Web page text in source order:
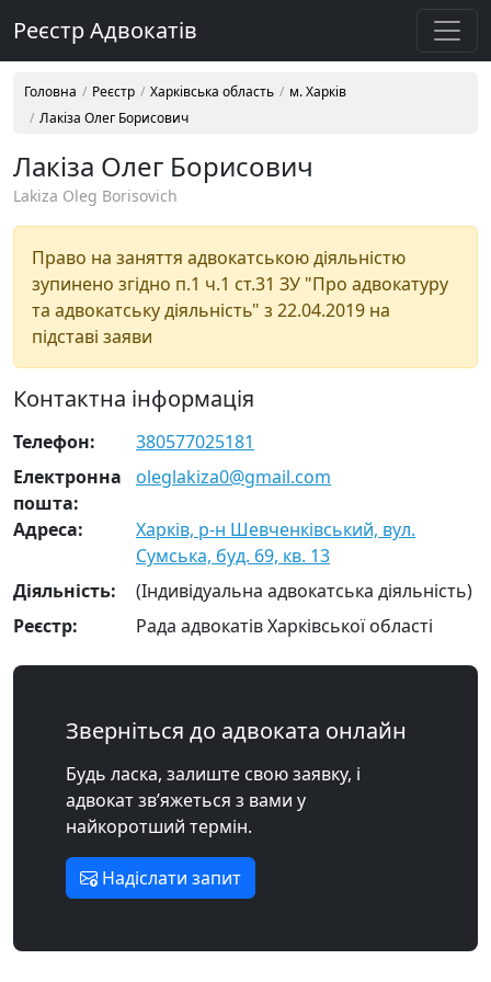
Реєстр Адвокатів
Головна Реєстр Харківська область
м. Харків
Лакіза Олег Борисович
Лакіза Олег Борисович
Lakiza Oleg Borisovich
Право на заняття адвокатською діяльністю
зупинено згідно п.1 ч.1 ст.31 ЗУ "Про адвокатуру
та адвокатську діяльність" з 22.04.2019 на
підставі заяви
Контактна інформація
Телефон:
380577025181
Електронна
пошта:
oleglakiza0@gmail.com
Адреса:
Харків, р-н Шевченківський, вул.
Сумська, буд. 69, кв. 13
Діяльність:
(Індивідуальна адвокатська діяльність)
Реєстр:
Рада адвокатів Харківської області
Зверніться до адвоката онлайн
Будь ласка, залиште свою заявку, і
адвокат зв’яжеться з вами у
найкоротший термін.
Надіслати запит